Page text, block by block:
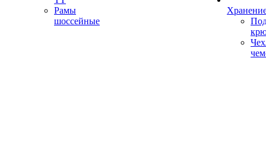
Рамы
шоссейные